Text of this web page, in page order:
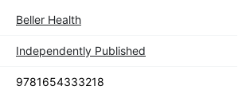
Beller Health
Independently Published
9781654333218